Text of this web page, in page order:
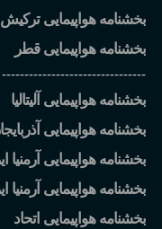
بخشنامه هواپیمایی ترکیش
بخشنامه هواپیمایی قطر
--------------------------------
بخشنامه هواپیمایی آلیتالیا
بخشنامه هواپیمایی
بخشنامه هواپیمایی آرمنیا
بخشنامه هواپیمایی آرمنیا
بخشنامه هواپیمایی اتحاد